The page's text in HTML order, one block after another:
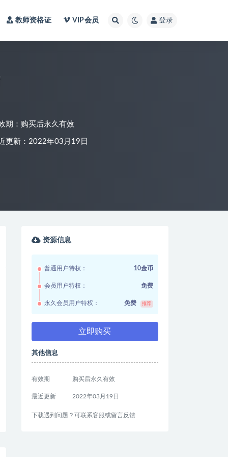
教师资格证 VIP会员 登录
期：购买后永久有效
更新：2022年03月19日
资源信息
普通用户特权： 10金币
会员用户特权： 免费
永久会员用户特权： 免费 推荐
立即购买
其他信息
有效期 购买后永久有效
最近更新 2022年03月19日
下载遇到问题？可联系客服或留言反馈